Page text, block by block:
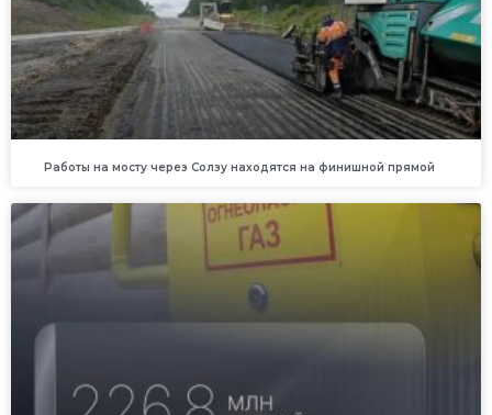
Работы на мосту через Солзу находятся на финишной прямой